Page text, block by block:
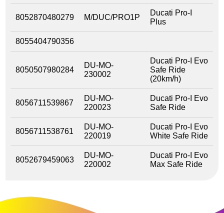
8052870480279 M/DUC/PRO1P
Ducati Pro-I
Plus
8055404790356
8050507980284
DU-MO-
230002
Ducati Pro-I Evo
Safe Ride
(20km/h)
8056711539867
DU-MO-
220023
Ducati Pro-I Evo
Safe Ride
8056711538761
DU-MO-
220019
Ducati Pro-I Evo
White Safe Ride
8052679459063
DU-MO-
220002
Ducati Pro-I Evo
Max Safe Ride